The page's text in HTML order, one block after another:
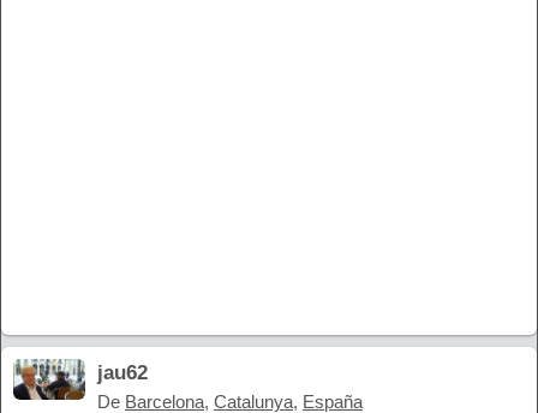
jau62
De Barcelona, Catalunya, España